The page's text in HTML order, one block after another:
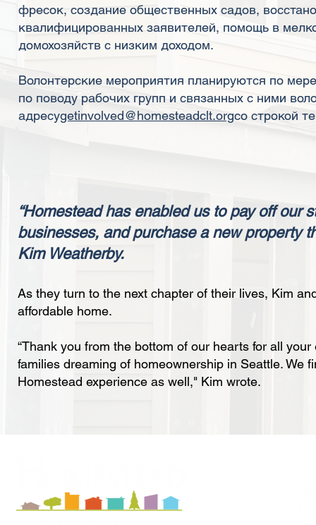
фресок, создание общественных садов,
квалифицированных заявителей, помощь в
домохозяйств с низким доходом.
Волонтерские мероприятия планируются по
по поводу рабочих групп и связанных с ними
адресуgetinvolved@homesteadclt.orgсо строкой
“Homestead has enabled us to pay off our
businesses, and purchase a new property
Kim Weatherby.
As they turn to the next chapter of their lives, Kim
affordable home.
“Thank you from the bottom of our hearts for all
families dreaming of homeownership in Seattle. We
Homestead experience as well," Kim wrote.